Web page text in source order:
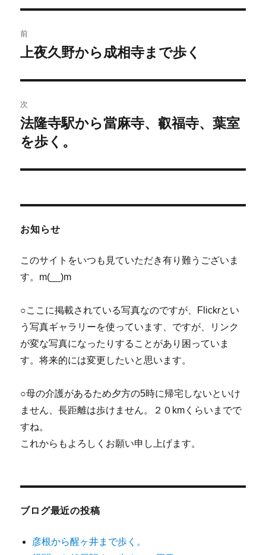
稿
ビ
ゲ
ー
シ
ン
前
前
投
稿:
上夜久野から成相寺まで歩く
次
次
の
稿:
法隆寺駅から當麻寺、叡福寺、葉室
を歩く。
お知らせ
このサイトをいつも見ていただき有り難うございま
す。m(__)m
○ここに掲載されている写真なのですが、Flickrとい
う写真ギャラリーを使っています、ですが、リンク
が変な写真になったりすることがあり困っていま
す。将来的には変更したいと思います。
○母の介護があるため夕方の5時に帰宅しないといけ
ません、長距離は歩けません。２０kmくらいまでで
すね。
これからもよろしくお願い申し上げます。
ブログ最近の投稿
彦根から醒ヶ井まで歩く。